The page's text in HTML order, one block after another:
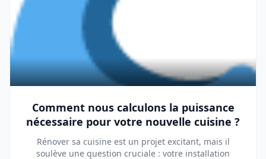
Comment nous calculons la puissance
nécessaire pour votre nouvelle cuisine ?
Rénover sa cuisine est un projet excitant, mais il
soulève une question cruciale : votre installation